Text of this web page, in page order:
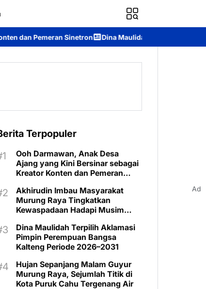
Dina Maulidah Terpilih Aklamasi Pimpin
Terpopuler
Ooh Darmawan, Anak Desa
Ajang yang Kini Bersinar sebagai
Kreator Konten dan Pemeran
Akhirudin Imbau Masyarakat
Murung Raya Tingkatkan
Kewaspadaan Hadapi Musim
Dina Maulidah Terpilih Aklamasi
Pimpin Perempuan Bangsa
Kalteng Periode 2026–2031
Hujan Sepanjang Malam Guyur
Murung Raya, Sejumlah Titik di
Kota Puruk Cahu Tergenang Air
Ad